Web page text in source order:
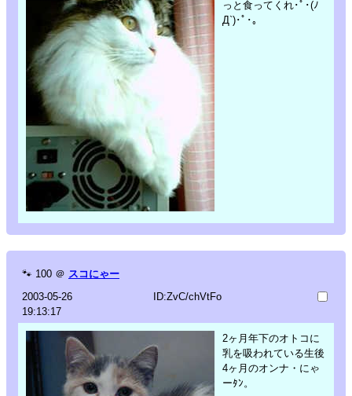
っと食ってくれ･ﾟ･(ﾉ
Д`)･ﾟ･｡
🐾 100 ＠ スコにゃー
2003-05-26
19:13:17
ID:ZvC/chVtFo
2ヶ月年下のオトコに
乳を吸われている生後
4ヶ月のオンナ・にゃ
ーﾀﾝ。